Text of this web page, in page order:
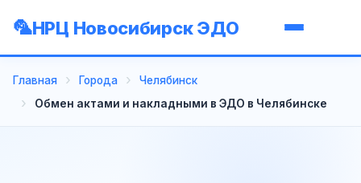
НРЦ Новосибирск ЭДО
Главная Города
Челябинск
Обмен актами и накладными в ЭДО в Челябинске